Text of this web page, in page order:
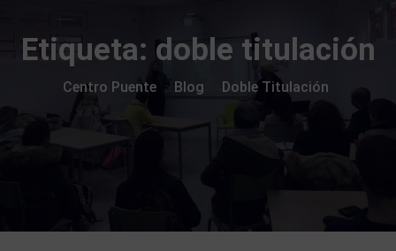
Etiqueta: doble titulación
Centro Puente Blog Doble Titulación